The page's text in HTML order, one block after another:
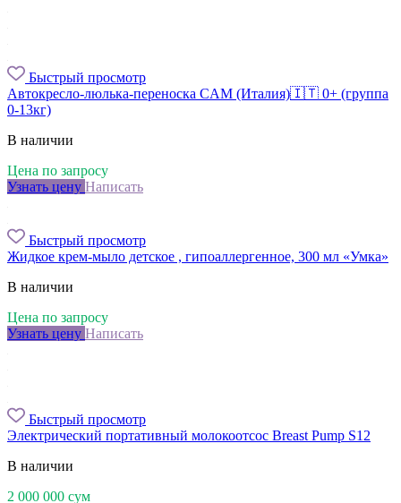
Быстрый просмотр
Автокресло-люлька-переноска CAM (Италия)🇮🇹 0+ (группа
0-13кг)
В наличии
Цена по запросу
Узнать цену Написать
Быстрый просмотр
Жидкое крем-мыло детское , гипоаллергенное, 300 мл «Умка»
В наличии
Цена по запросу
Узнать цену Написать
Быстрый просмотр
Электрический портативный молокоотсос Breast Pump S12
В наличии
2 000 000 сум